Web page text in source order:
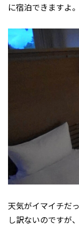
に宿泊できますよ。
天気がイマイチだ
し訳ないのですが